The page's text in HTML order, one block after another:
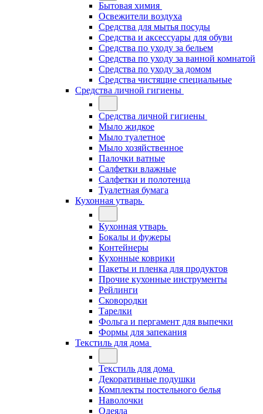
Бытовая химия
Освежители воздуха
Средства для мытья посуды
Средства и аксессуары для обуви
Средства по уходу за бельем
Средства по уходу за ванной комнатой
Средства по уходу за домом
Средства чистящие специальные
Средства личной гигиены
Средства личной гигиены
Мыло жидкое
Мыло туалетное
Мыло хозяйственное
Палочки ватные
Салфетки влажные
Салфетки и полотенца
Туалетная бумага
Кухонная утварь
Кухонная утварь
Бокалы и фужеры
Контейнеры
Кухонные коврики
Пакеты и пленка для продуктов
Прочие кухонные инструменты
Рейлинги
Сковородки
Тарелки
Фольга и пергамент для выпечки
Формы для запекания
Текстиль для дома
Текстиль для дома
Декоративные подушки
Комплекты постельного белья
Наволочки
Одеяла